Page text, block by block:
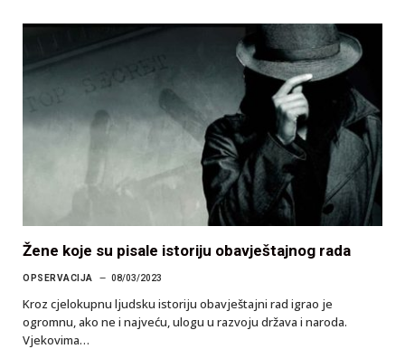
Žene koje su pisale istoriju obavještajnog rada
OPSERVACIJA 08/03/2023
Kroz cjelokupnu ljudsku istoriju obavještajni rad igrao je
ogromnu, ako ne i najveću, ulogu u razvoju država i naroda.
Vjekovima…